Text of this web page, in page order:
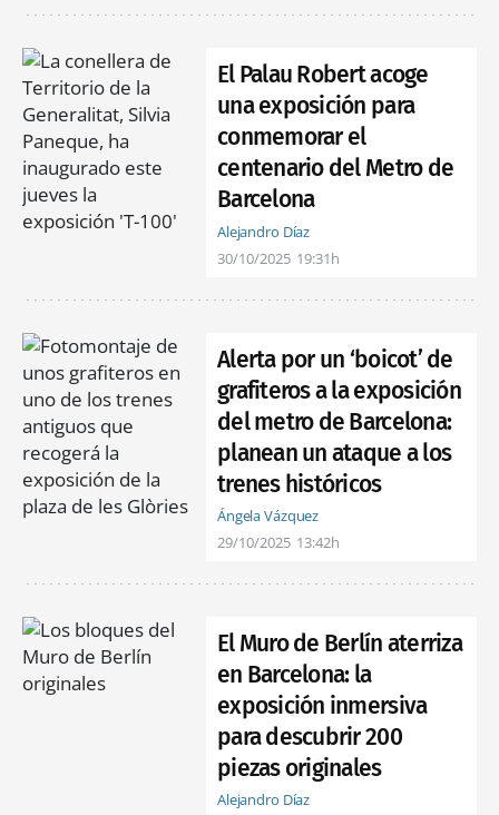
El Palau Robert acoge
una exposición para
conmemorar el
centenario del Metro de
Barcelona
Alejandro Díaz
30/10/2025 19:31h
Alerta por un ‘boicot’ de
grafiteros a la exposición
del metro de Barcelona:
planean un ataque a los
trenes históricos
Ángela Vázquez
29/10/2025 13:42h
El Muro de Berlín aterriza
en Barcelona: la
exposición inmersiva
para descubrir 200
piezas originales
Alejandro Díaz